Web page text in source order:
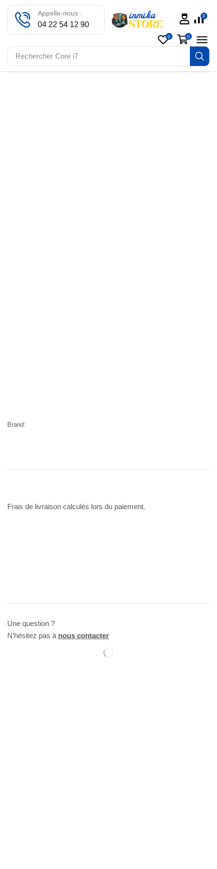
Rechercher Core i7
Appelle-nous :
04 22 54 12 90
0
0 0
Brand:
Frais de livraison calculés lors du paiement.
Une question ?
N’hésitez pas à nous contacter